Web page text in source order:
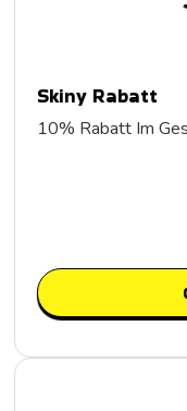
Skiny Rabatt
10% Rabatt Im